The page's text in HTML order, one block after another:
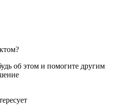
об этом и помогите другим